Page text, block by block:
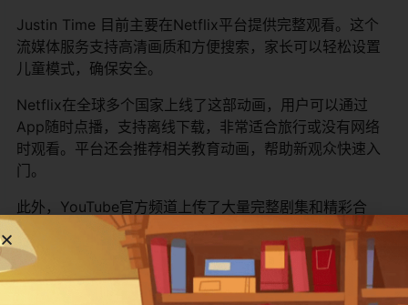
Justin Time 目前主要在Netflix平台提供完整观看。这个
流媒体服务支持高清画质和方便搜索，家长可以轻松设置
儿童模式，确保安全。
Netflix在全球多个国家上线了这部动画，用户可以通过
App随时点播，支持离线下载，非常适合旅行或没有网络
时观看。平台还会推荐相关教育动画，帮助新观众快速入
门。
此外，YouTube官方频道上传了大量完整剧集和精彩合
集，全球观众都能免费观看。搜索“Justin Time Official”
就能进入，那里有定期更新和主题视频。早期在Disney
Junior Canada、Sprout、NBC Kids和Tiny Pop UK等平
台播出，现在数字平台是主要观看方式。